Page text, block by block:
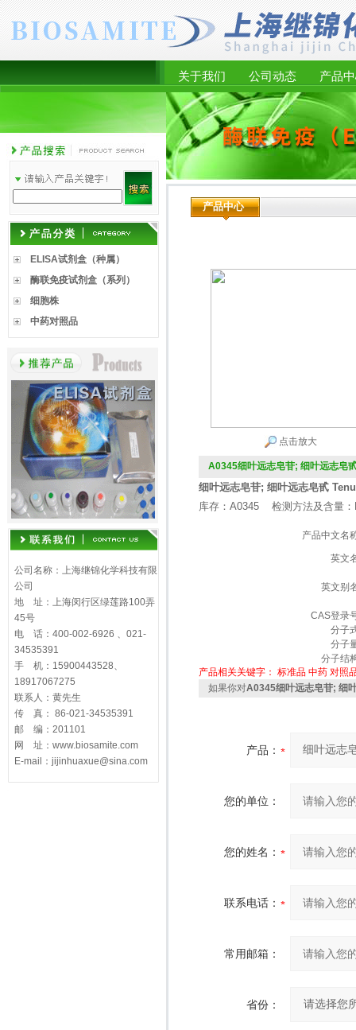
关于我们 公司动态 产品
ELISA试剂盒（种属）
酶联免疫试剂盒（系列）
细胞株
中药对照品
公司名称：上海继锦化学科技有限
公司
地 址：上海闵行区绿莲路100弄
45号
电 话：400-002-6926 、021-
34535391
手 机：15900443528、
18917067275
联系人：黄先生
传 真： 86-021-34535391
邮 编：201101
网 址：www.biosamite.com
E-mail：jijinhuaxue@sina.com
产品中心
点击放大
A0345细叶远志皂苷; 细叶远志皂
细叶远志皂苷; 细叶远志皂甙
库存：A0345 检测方法及含量
产品中文名
英文
英文别
CAS登录
分子
分子
分子结
产品相关关键字： 标准品 中药 对照
如果你对A0345细叶远志皂苷; 细
产品：
您的单位：
您的姓名：
联系电话：
常用邮箱：
省份：